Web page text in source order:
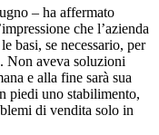
– ha affermato
che l’azienda
basi, se necessario, per
Non aveva soluzioni
e alla fine sarà sua
piedi uno stabilimento,
di vendita solo in